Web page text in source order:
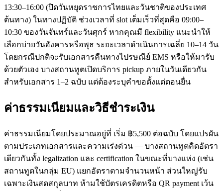
13:30–16:00 (ปิดวันหยุดราชการไทยและวันชาติของประเทศ
ต้นทาง) ในทางปฏิบัติ ช่วงเวลาที่ slot เต็มเร็วที่สุดคือ 09:00–
10:30 ของวันจันทร์และวันศุกร์ หากคุณมี flexibility แนะนำให้
เลือกบ่ายวันอังคารหรือพุธ ระยะเวลาดำเนินการเฉลี่ย 10–14 วัน
โดยกรณีปกติจะรับเอกสารคืนทางไปรษณีย์ EMS หรือให้มารับ
ด้วยตัวเอง บางสถานทูตเปิดบริการ pickup ภายในวันเดียวกัน
สำหรับเอกสาร 1–2 ฉบับ แต่ต้องระบุคำขอตั้งแต่ตอนยื่น
ค่าธรรมเนียมและวิธีชำระเงิน
ค่าธรรมเนียมโดยประมาณอยู่ที่ เริ่ม ฿5,500 ต่อฉบับ โดยแปรผัน
ตามประเภทเอกสารและความเร่งด่วน — บางสถานทูตคิดอัตรา
เดียวกันทั้ง legalization และ certification ในขณะที่บางแห่ง (เช่น
สถานทูตในกลุ่ม EU) แยกอัตราตามจำนวนหน้า ส่วนใหญ่รับ
เฉพาะเงินสดสกุลบาท ห้ามใช้บัตรเครดิตหรือ QR payment เว้น